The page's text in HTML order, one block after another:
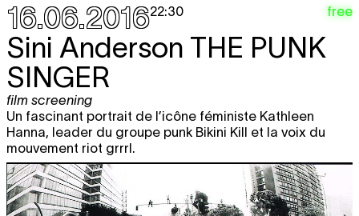
16.06.201622:30 free
Sini Anderson THE PUNK
SINGER
film screening
Un fascinant portrait de l’icône féministe Kathleen
Hanna, leader du groupe punk Bikini Kill et la voix du
mouvement riot grrrl.